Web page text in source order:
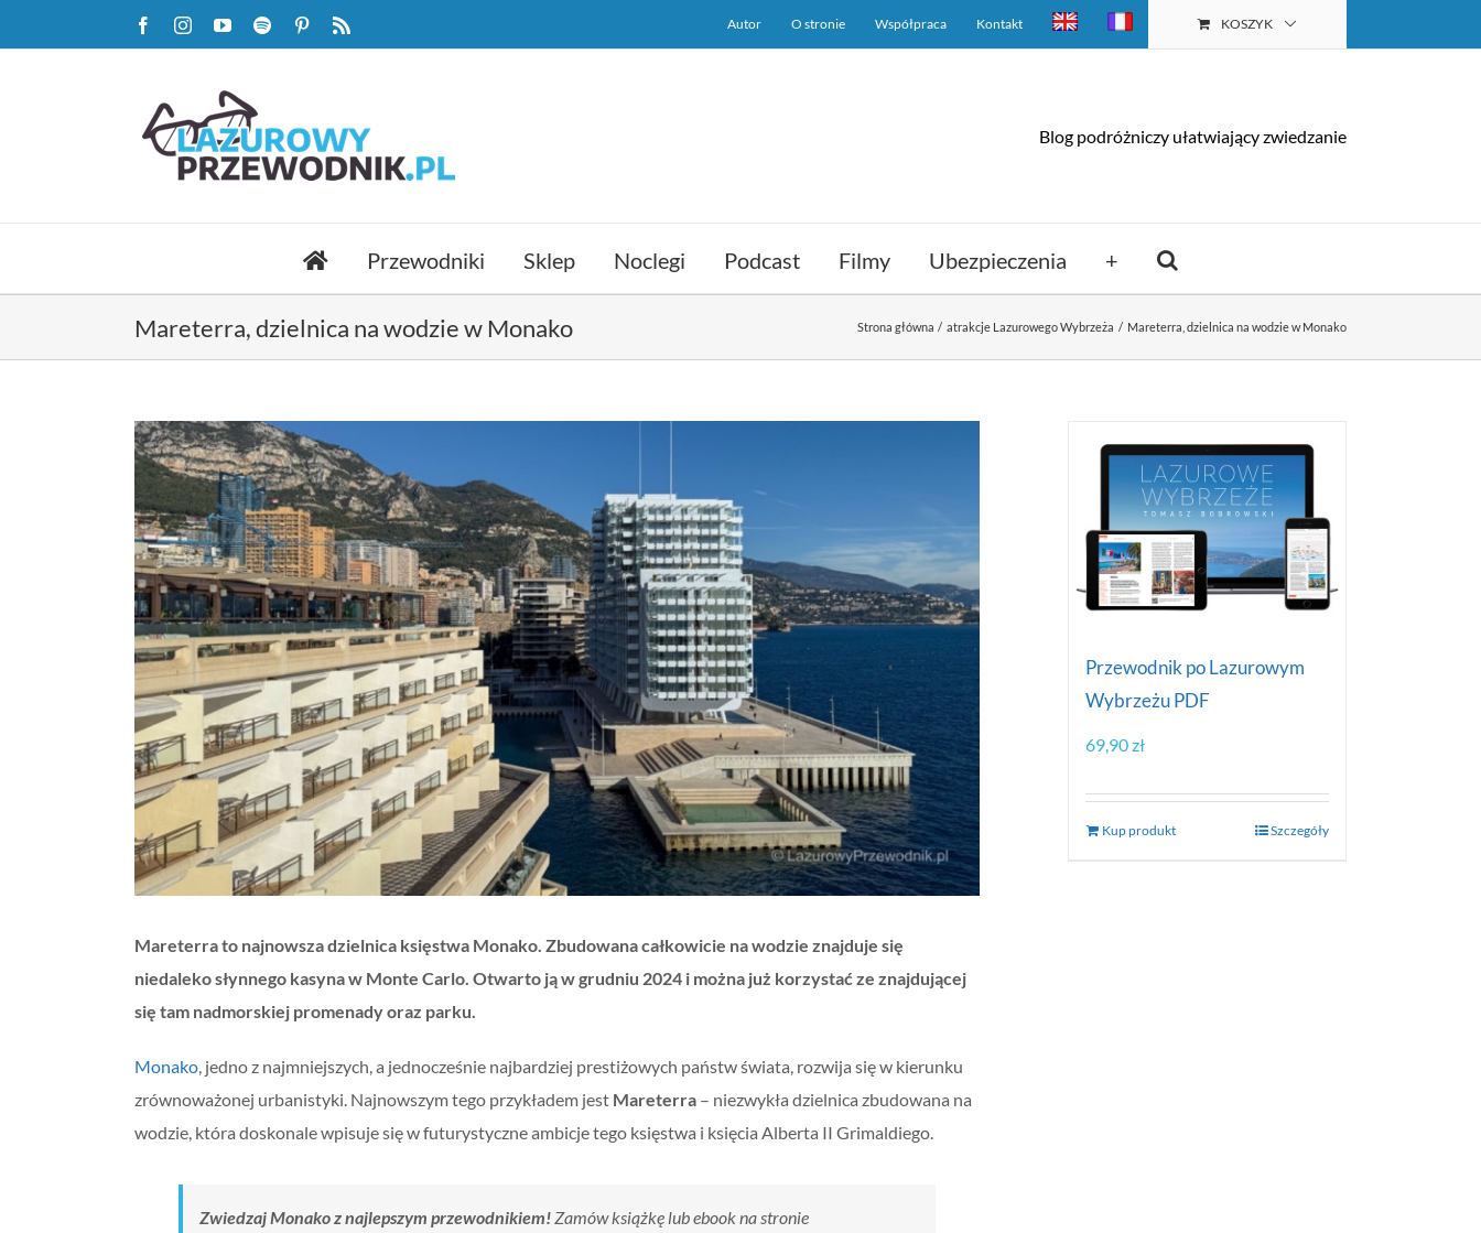
do
FacebookInstagramYouTubeSpotify Pinterest Autor O stronie Współpraca Kontakt KOSZYK
Blog podróżniczy ułatwiający zwiedzanie
Przewodniki Sklep Noclegi Podcast Filmy Ubezpieczenia +
Mareterra, dzielnica na wodzie w Monako Strona główna atrakcje Lazurowego Wybrzeża Mareterra, dzielnica na wodzie w Monako
Pokaż
większy
obrazek
Mareterra to najnowsza dzielnica księstwa Monako. Zbudowana całkowicie na wodzie znajduje się
niedaleko słynnego kasyna w Monte Carlo. Otwarto ją w grudniu 2024 i można już korzystać ze znajdującej
się tam nadmorskiej promenady oraz parku.
Monako, jedno z najmniejszych, a jednocześnie najbardziej prestiżowych państw świata, rozwija się w kierunku
zrównoważonej urbanistyki. Najnowszym tego przykładem jest Mareterra – niezwykła dzielnica zbudowana na
wodzie, która doskonale wpisuje się w futurystyczne ambicje tego księstwa i księcia Alberta II Grimaldiego.
Zwiedzaj Monako z najlepszym przewodnikiem!Zamów książkę lub ebook na stronie
Przewodnik po Lazurowym
Wybrzeżu PDF
69,90zł
Kup produkt Szczegóły